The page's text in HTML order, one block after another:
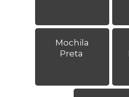
Mochila
Preta